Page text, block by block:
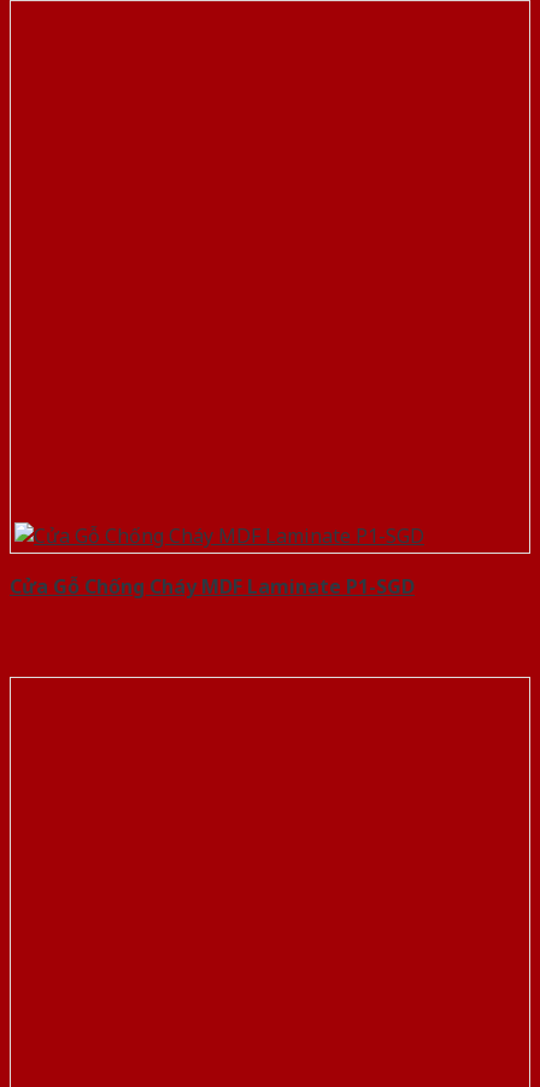
Cửa Gỗ Chống Cháy MDF Laminate P1-SGD